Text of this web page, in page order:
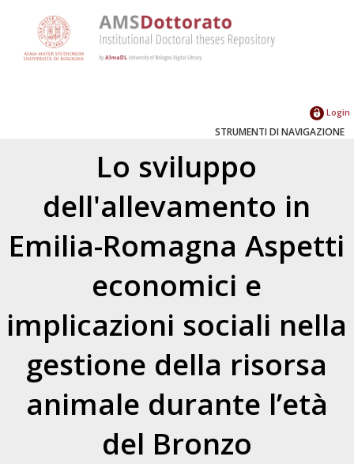
Login
STRUMENTI DI NAVIGAZIONE
Lo sviluppo
dell'allevamento in
Emilia-Romagna Aspetti
economici e
implicazioni sociali nella
gestione della risorsa
animale durante l’età
del Bronzo